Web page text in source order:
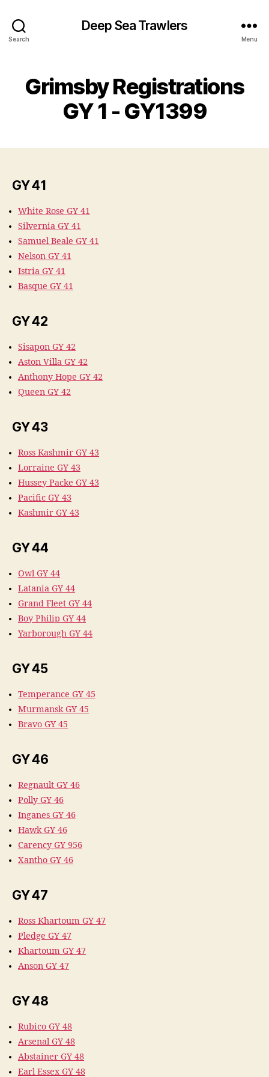
Search
Deep Sea Trawlers
Menu
Grimsby Registrations
GY 1 - GY1399
GY 41
White Rose GY 41
Silvernia GY 41
Samuel Beale GY 41
Nelson GY 41
Istria GY 41
Basque GY 41
GY 42
Sisapon GY 42
Aston Villa GY 42
Anthony Hope GY 42
Queen GY 42
GY 43
Ross Kashmir GY 43
Lorraine GY 43
Hussey Packe GY 43
Pacific GY 43
Kashmir GY 43
GY 44
Owl GY 44
Latania GY 44
Grand Fleet GY 44
Boy Philip GY 44
Yarborough GY 44
GY 45
Temperance GY 45
Murmansk GY 45
Bravo GY 45
GY 46
Regnault GY 46
Polly GY 46
Inganes GY 46
Hawk GY 46
Carency GY 956
Xantho GY 46
GY 47
Ross Khartoum GY 47
Pledge GY 47
Khartoum GY 47
Anson GY 47
GY 48
Rubico GY 48
Arsenal GY 48
Abstainer GY 48
Earl Essex GY 48